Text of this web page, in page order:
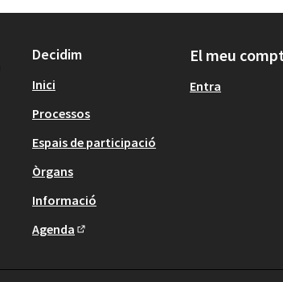
Decidim
Inici
Processos
Espais de participació
Òrgans
Informació
Agenda
El meu
Entra